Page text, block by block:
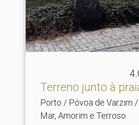
Terreno junto à
Porto / Póvoa de Varzim /
Mar, Amorim e Terroso